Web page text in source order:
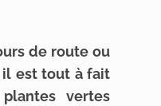
de route ou
il est tout à fait
vertes